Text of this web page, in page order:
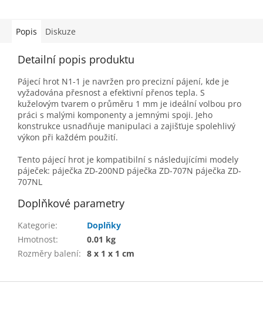
Popis Diskuze
Detailní popis produktu
Pájecí hrot N1-1 je navržen pro precizní pájení, kde je
vyžadována přesnost a efektivní přenos tepla. S
kuželovým tvarem o průměru 1 mm je ideální volbou pro
práci s malými komponenty a jemnými spoji. Jeho
konstrukce usnadňuje manipulaci a zajišťuje spolehlivý
výkon při každém použití.
Tento pájecí hrot je kompatibilní s následujícími modely
páječek: páječka ZD-200ND páječka ZD-707N páječka ZD-
707NL
Doplňkové parametry
Kategorie:
Doplňky
Hmotnost:
0.01 kg
Rozměry balení: 8 x 1 x 1 cm
Z